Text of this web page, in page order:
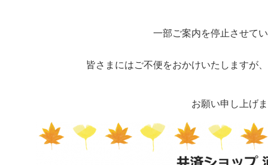
一部ご案内を停止させて
皆さまにはご不便をおかけいたしますが
お願い申し上げ